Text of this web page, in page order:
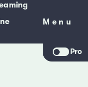
Menu
Menu
Pro